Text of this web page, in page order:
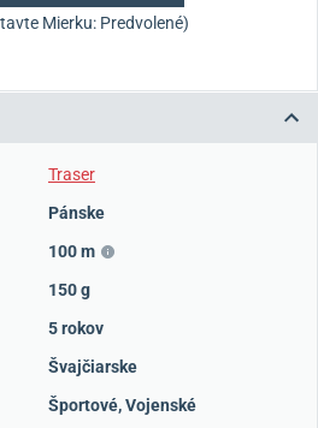
Mierku: Predvolené)
Traser
Pánske
100 m
150 g
5 rokov
Švajčiarske
Športové,Vojenské